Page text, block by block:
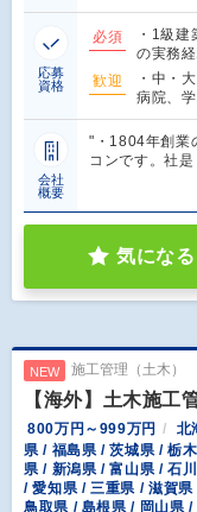
応募
資格
必須
・1級
の実務
歓迎
・中・
病院、
会社
概要
"・1804年創業
コンです。社
気になる
NEW 施工管理（土木）
【海外】土木施工
800万円～999万円
北
県 / 福島県 / 茨城県 / 栃
県 / 新潟県 / 富山県 / 石
/ 愛知県 / 三重県 / 滋賀
鳥取県 / 島根県 / 岡山県